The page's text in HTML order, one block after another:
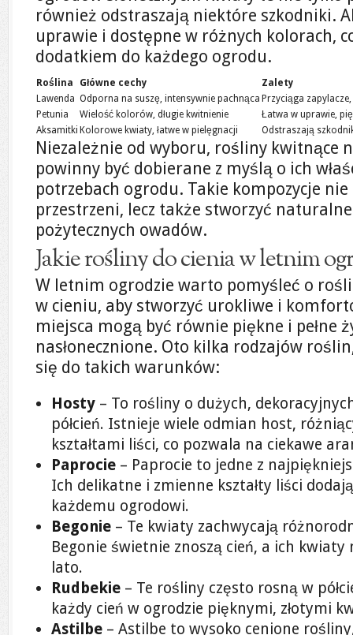
również odstraszają niektóre szkodniki.
uprawie i dostępne w różnych kolorach,
dodatkiem do każdego ogrodu.
Roślina Główne cechy
Zalety
Lawenda Odporna na suszę, intensywnie pachnąca Przyciąga
Petunia
Wielość kolorów, długie kwitnienie
Łatwa w uprawie,
Aksamitki Kolorowe kwiaty, łatwe w pielęgnacji Odstraszają
Niezależnie od wyboru, rośliny kwitnące
powinny być dobierane z myślą o ich
potrzebach ogrodu. Takie kompozycje
przestrzeni, lecz także stworzyć
pożytecznych owadów.
Jakie rośliny do cienia w letnim
W letnim ogrodzie warto pomyśleć o
w cieniu, aby stworzyć urokliwe i
miejsca mogą być równie piękne i pełne
nasłonecznione. Oto kilka rodzajów
się do takich warunków:
Hosty – To rośliny o dużych,
półcień. Istnieje wiele odmian host,
kształtami liści, co pozwala na ciekawe
Paprocie – Paprocie to jedne z
Ich delikatne i zmienne kształty liści
każdemu ogrodowi.
Begonie – Te kwiaty zachwycają
Begonie świetnie znoszą cień, a ich kwiaty
lato.
Rudbekie – Te rośliny często rosną w
każdy cień w ogrodzie pięknymi, złotymi
Astilbe – Astilbe to wysoko cenione